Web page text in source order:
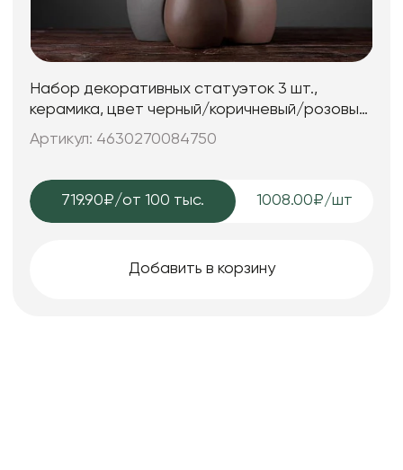
Набор декоративных статуэток 3 шт.,
керамика, цвет черный/коричневый/розовый,
25*7; 25*7; 15*6 см.
Артикул: 4630270084750
719.90₽/от 100 тыс. 1008.00₽/шт
Добавить в корзину